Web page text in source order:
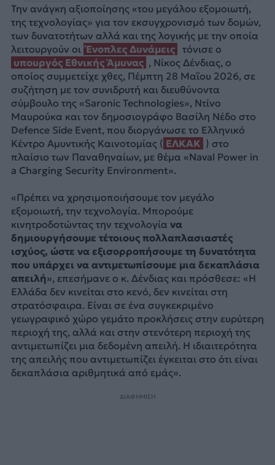
Την ανάγκη αξιοποίησης «του μεγάλου εξομοιωτή,
της τεχνολογίας» για τον εκσυγχρονισμό των δομών,
των δυνατοτήτων αλλά και της λογικής με την οποία
λειτουργούν οι Ένοπλες Δυνάμεις
τόνισε ο
υπουργός Εθνικής Άμυνας , Νίκος Δένδιας, ο
οποίος συμμετείχε χθες, Πέμπτη 28 Μαΐου 2026, σε
συζήτηση με τον συνιδρυτή και διευθύνοντα
σύμβουλο της «Saronic Technologies», Ντίνο
Μαυρούκα και τον δημοσιογράφο Βασίλη Νέδο στο
Defence Side Event, που διοργάνωσε το Ελληνικό
Κέντρο Αμυντικής Καινοτομίας ( ΕΛΚΑΚ ) στο
πλαίσιο των Παναθηναίων, με θέμα «Naval Power in
a Charging Security Environment».
«Πρέπει να χρησιμοποιήσουμε τον μεγάλο
εξομοιωτή, την τεχνολογία. Μπορούμε
κινητροδοτώντας την τεχνολογία να
δημιουργήσουμε τέτοιους πολλαπλασιαστές
ισχύος, ώστε να εξισορροπήσουμε τη δυνατότητα
που υπάρχει να αντιμετωπίσουμε μια δεκαπλάσια
απειλή», επεσήμανε ο κ. Δένδιας και πρόσθεσε: «Η
Ελλάδα δεν κινείται στο κενό, δεν κινείται στη
στρατόσφαιρα. Είναι σε ένα συγκεκριμένο
γεωγραφικό χώρο γεμάτο προκλήσεις στην ευρύτερη
περιοχή της, αλλά και στην στενότερη περιοχή της
αντιμετωπίζει μια δεδομένη απειλή. Η ιδιαιτερότητα
της απειλής που αντιμετωπίζει έγκειται στο ότι είναι
δεκαπλάσια αριθμητικά από εμάς».
ΔΙΑΦΗΜΙΣΗ